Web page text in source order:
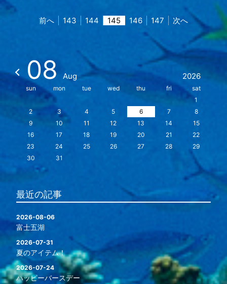
前へ 143 144 145 146 147 次へ
08 Aug 2026
sun mon tue wed thu fri
sat
1
2
3 4 5 6 7
8
9
10 11 12 13 14
15
16
17 18 19 20 21
22
23
24 25 26 27 28
29
30
31
最近の記事
2026-08-06
富士五湖
2026-07-31
夏のアイテム！
2026-07-24
ハッピーバースデー